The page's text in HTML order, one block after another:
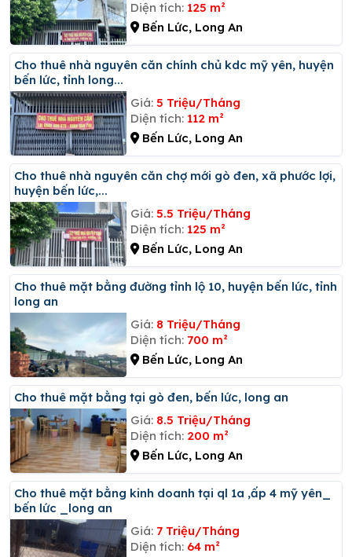
Diện tích: 125 m²
Bến Lức, Long An
Cho thuê nhà nguyên căn chính chủ kdc mỹ yên, huyện
bến lức, tỉnh long...
Giá: 5 Triệu/Tháng
Diện tích: 112 m²
Bến Lức, Long An
Cho thuê nhà nguyên căn chợ mới gò đen, xã phước lợi,
huyện bến lức,...
Giá: 5.5 Triệu/Tháng
Diện tích: 125 m²
Bến Lức, Long An
Cho thuê mặt bằng đường tỉnh lộ 10, huyện bến lức, tỉnh
long an
Giá: 8 Triệu/Tháng
Diện tích: 700 m²
Bến Lức, Long An
Cho thuê mặt bằng tại gò đen, bến lức, long an
Giá: 8.5 Triệu/Tháng
Diện tích: 200 m²
Bến Lức, Long An
Cho thuê mặt bằng kinh doanh tại ql 1a ,ấp 4 mỹ yên_
bến lức _long an
Giá: 7 Triệu/Tháng
Diện tích: 64 m²